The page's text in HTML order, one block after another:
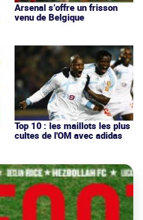
Arsenal s’offre un frisson
venu de Belgique
Top 10 : les maillots les plus
cultes de l'OM avec adidas